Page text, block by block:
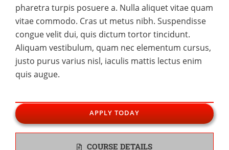
pharetra turpis posuere a. Nulla aliquet vitae quam
vitae commodo. Cras ut metus nibh. Suspendisse
congue velit dui, quis dictum tortor tincidunt.
Aliquam vestibulum, quam nec elementum cursus,
justo purus varius nisl, iaculis mattis lectus enim
quis augue.
APPLY TODAY
COURSE DETAILS